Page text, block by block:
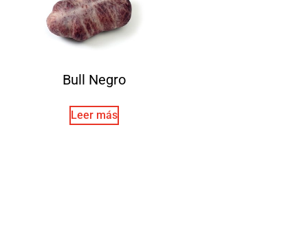
Bull Negro
Leer más